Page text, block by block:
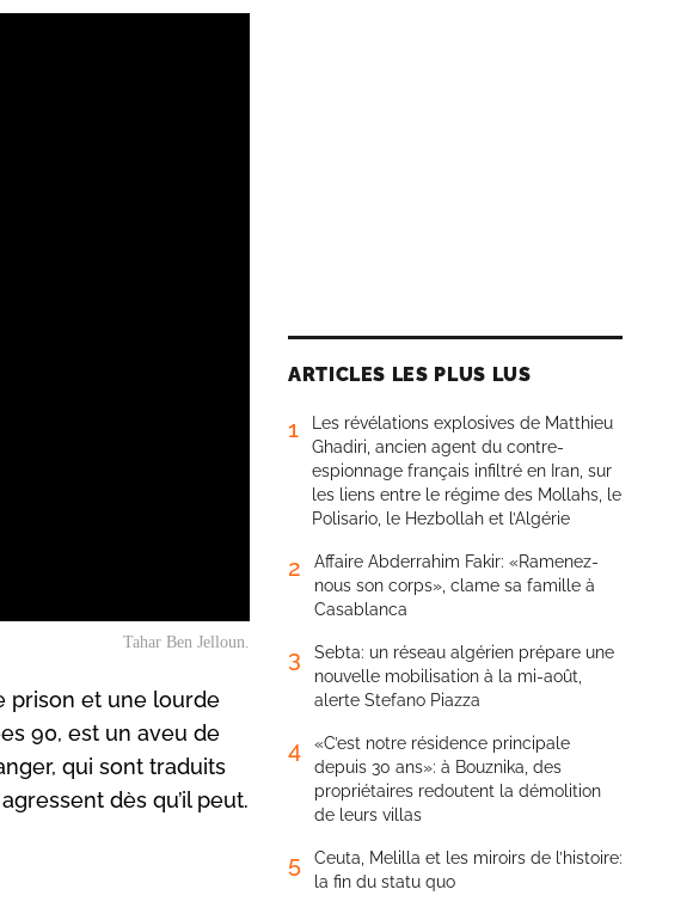
Tahar Ben Jelloun.
prison et une lourde
90, est un aveu de
qui sont traduits
dès qu’il peut.
ARTICLES LES PLUS LUS
1
Les révélations explosives de Matthieu
Ghadiri, ancien agent du contre-
espionnage français infiltré en Iran, sur
les liens entre le régime des Mollahs, le
Polisario, le Hezbollah et l’Algérie
2
Affaire Abderrahim Fakir: «Ramenez-
nous son corps», clame sa famille à
Casablanca
3
Sebta: un réseau algérien prépare une
nouvelle mobilisation à la mi-août,
alerte Stefano Piazza
4
«C’est notre résidence principale
depuis 30 ans»: à Bouznika, des
propriétaires redoutent la démolition
de leurs villas
5
Ceuta, Melilla et les miroirs de l’histoire:
la fin du statu quo